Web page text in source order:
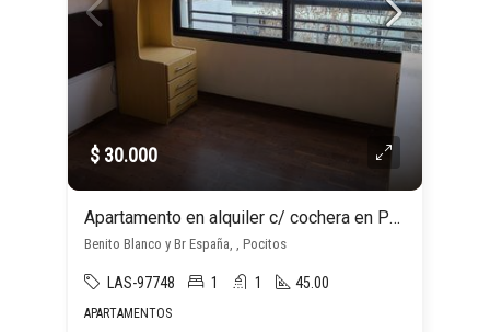
$ 30.000
Apartamento en alquiler c/ cochera en Pocitos
Benito Blanco y Br España, , Pocitos
LAS-97748 1 1 45.00
APARTAMENTOS